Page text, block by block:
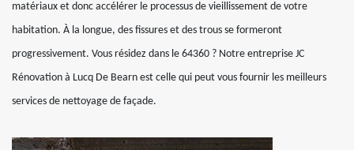
matériaux et donc accélérer le processus de vieillissement de votre
habitation. À la longue, des fissures et des trous se formeront
progressivement. Vous résidez dans le 64360 ? Notre entreprise JC
Rénovation à Lucq De Bearn est celle qui peut vous fournir les meilleurs
services de nettoyage de façade.